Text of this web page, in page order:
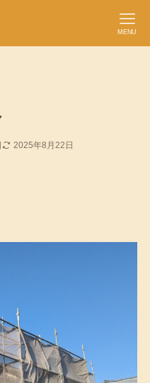
MENU
2025年8月22日